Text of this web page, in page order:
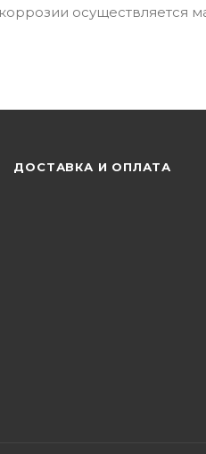
осуществляется
ДОСТАВКА И ОПЛАТА